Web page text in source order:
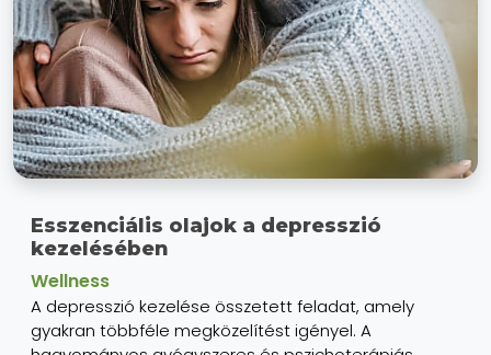
Esszenciális olajok a depresszió
kezelésében
Wellness
A depresszió kezelése összetett feladat, amely
gyakran többféle megközelítést igényel. A